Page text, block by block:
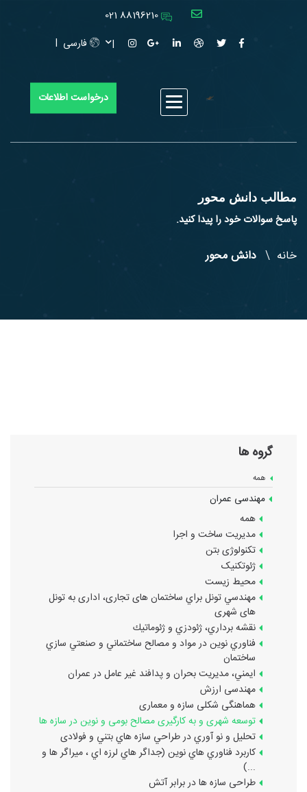
88196210 021
فارسی
درخواست اطلاعات
مطالب دانش محور
پاسخ سوالات خود را پیدا کنید.
خانه دانش محور
گروه ها
همه
مهندسی عمران
همه
مدیریت ساخت و اجرا
تکنولوژی بتن
ژئوتکنیک
محیط زیست
مهندسي تونل براي ساختمان های تجاری، اداری به تونل
های شهری
نقشه برداري، ژئودزي و ژئوماتيك
فناوري نوين در مواد و مصالح ساختماني و صنعتي سازي
ساختمان
ايمني، مديريت بحران و پدافند غير عامل در عمران
مهندسی ارزش
هماهنگی شکلی سازه و معماری
توسعه شهری و به کارگیری مصالح بومی و نوین در سازه ها
تحليل و نو آوري در طراحي سازه هاي بتني و فولادی
كاربرد فناوري هاي نوين (جداگر هاي لرزه اي ، ميراگر ها و
...)
طراحی سازه ها در برابر آتش